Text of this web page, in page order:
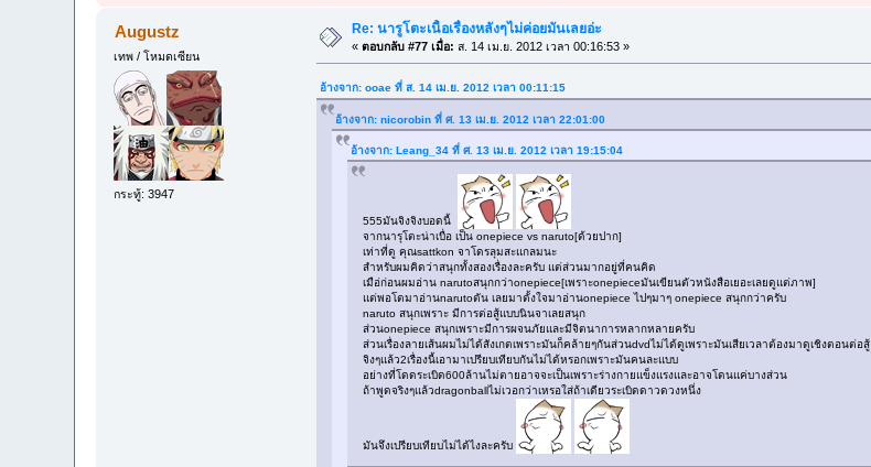
Augustz
เทพ / โหมดเซียน
กระทู้: 3947
Re: นารูโตะเนื้อเรื่องหลังๆไม่ค่อยมันเลยอ่ะ
«ตอบกลับ #77 เมื่อ: ส. 14 เม.ย. 2012 เวลา 00:16:53 »
อ้างจาก: ooae ที่ ส. 14 เม.ย. 2012 เวลา 00:11:15
อ้างจาก: nicorobin ที่ ศ. 13 เม.ย. 2012 เวลา 22:01:00
อ้างจาก: Leang_34 ที่ ศ. 13 เม.ย. 2012 เวลา 19:15:04
555มันจิงจิงบอดนี้
จากนารุโตะน่าเบื่อ เป็น onepiece vs naruto[ด้วยปาก]
เท่าที่ดู คุณsattkon จาโดรลุมสะแกลมนะ
สำหรับผมคิดว่าสนุกทั้งสองเรื่องละครับ แต่ส่วนมากอยู่ที่คนคิด
เมือ่ก่อนผมอ่าน narutoสนุกกว่าonepiece[เพราะonepieceมันเขียนตัวหนังสือเยอะเลยดูแต่ภาพ]
แต่พอโตมาอ่านnarutoตัน เลยมาตั้งใจมาอ่านonepiece ไปๆมาๆ onepiece สนุกกว่าครับ
naruto สนุกเพราะ มีการต่อสู้แบบนินจาเลยสนุก
ส่วนonepiece สนุกเพราะมีการผจนภัยและมีจิตนาการหลากหลายครับ
ส่วนเรื่องลายเส้นผมไม่ได้สังเกตเพราะมันก็คล้ายๆกันส่วนdvdไม่ได้ดูเพราะมันเสียเวลาต้องมาดูเชิงตอนต่อสู้
จิงๆแล้ว2เรื่องนี้เอามาเปรียบเทียบกันไม่ได้หรอกเพราะมันคนละแบบ
อย่างที่โดดระเบิด600ล้านไม่ตายอาจจะเป็นเพราะร่างกายแข็งแรงและอาจโดนแค่บางส่วน
ถ้าพูดจริงๆแล้วdragonballไม่เวอกว่าเหรอใส่ถ้าเดียวระเบิดดาวดวงหนึ่ง
มันจึงเปรียบเทียบไม่ได้ไงละครับ